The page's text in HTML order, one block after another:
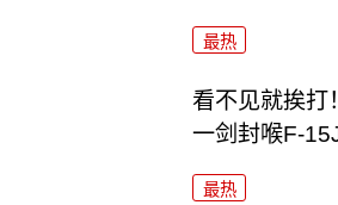
最热
看不见就挨打
一剑封喉F-
最热